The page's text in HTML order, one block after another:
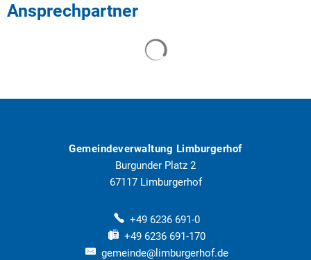
Ansprechpartner
Gemeindeverwaltung Limburgerhof
Burgunder Platz 2
67117 Limburgerhof
+49 6236 691-0
+49 6236 691-170
gemeinde@limburgerhof.de